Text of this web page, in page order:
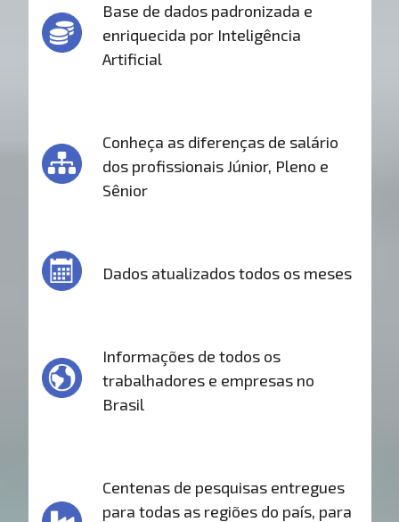
Base de dados padronizada e
enriquecida por Inteligência
Artificial
Conheça as diferenças de salário
dos profissionais Júnior, Pleno e
Sênior
Dados atualizados todos os meses
Informações de todos os
trabalhadores e empresas no
Brasil
Centenas de pesquisas entregues
para todas as regiões do país, para